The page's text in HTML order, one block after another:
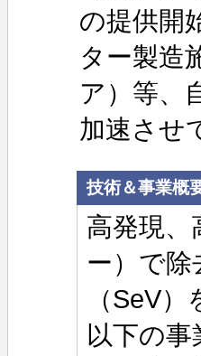
の提供開
ター製造
ア）等、
加速させ
技術＆事業概
高発現
ー）で
（SeV
以下の